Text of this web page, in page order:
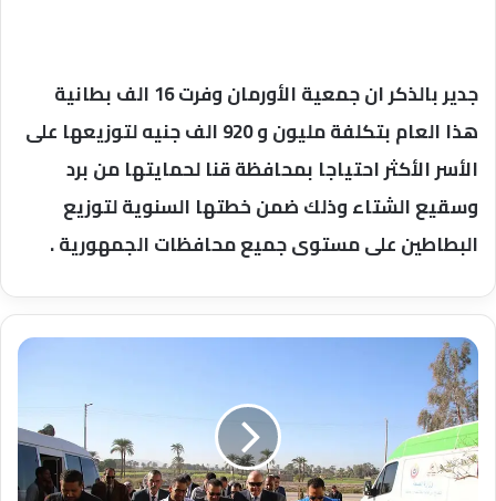
جدير بالذكر ان جمعية الأورمان وفرت 16 الف بطانية
هذا العام بتكلفة مليون و 920 الف جنيه لتوزيعها على
الأسر الأكثر احتياجا بمحافظة قنا لحمايتها من برد
وسقيع الشتاء وذلك ضمن خطتها السنوية لتوزيع
البطاطين على مستوى جميع محافظات الجمهورية .
محافظ
قنا
يتابع
أعمال
القافلة
الطبية
المجانية